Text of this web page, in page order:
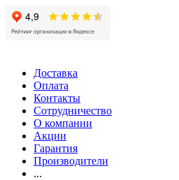
Доставка
Оплата
Контакты
Сотрудничество
О компании
Акции
Гарантия
Производители
...